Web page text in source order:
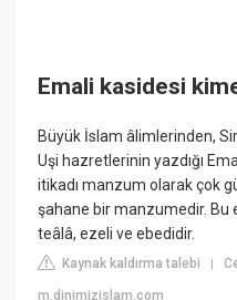
Emali kasidesi
Büyük İslam âlimlerinden,
Uşi hazretlerinin yazdığı
itikadı manzum olarak çok
şahane bir manzumedir. Bu
teâlâ, ezeli ve ebedidir.
Kaynak kaldırma talebi |
m.dinimizislam.com